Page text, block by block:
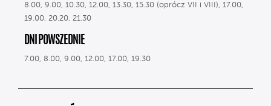
8.00, 9.00, 10.30, 12.00, 13.30, 15.30 (oprócz VII i VIII), 17.00,
19.00, 20.20, 21.30
DNI POWSZEDNIE
7.00, 8.00, 9.00, 12.00, 17.00, 19.30